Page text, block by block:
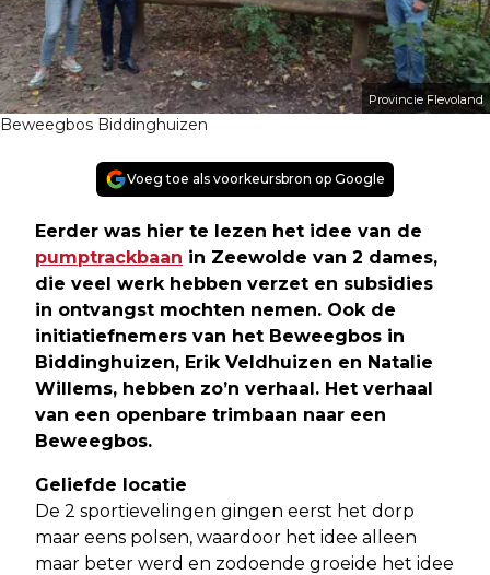
Provincie Flevoland
Beweegbos Biddinghuizen
Voeg toe als voorkeursbron op Google
Eerder was hier te lezen het idee van de
pumptrackbaan in Zeewolde van 2 dames,
die veel werk hebben verzet en subsidies
in ontvangst mochten nemen. Ook de
initiatiefnemers van het Beweegbos in
Biddinghuizen, Erik Veldhuizen en Natalie
Willems, hebben zo’n verhaal. Het verhaal
van een openbare trimbaan naar een
Beweegbos.
Geliefde locatie
De 2 sportievelingen gingen eerst het dorp
maar eens polsen, waardoor het idee alleen
maar beter werd en zodoende groeide het idee